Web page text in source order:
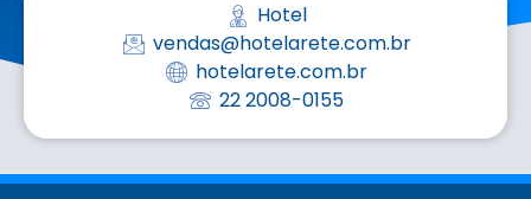
Hotel
vendas@hotelarete.com.br
hotelarete.com.br
22 2008-0155